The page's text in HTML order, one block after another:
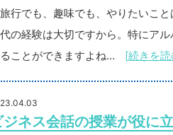
旅行でも、趣味でも、やりたいこ
の経験は大切ですから。特にア
ことができますよね…
[続きを
ジネス会話の授業が役に